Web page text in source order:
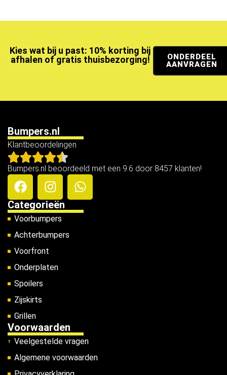
Kies wat bij u past: 10% korting bij
afhalen of gratis thuisbezorging!
ONDERDEEL
AANVRAGEN
Bumpers.nl
Klantbeoordelingen
Bumpers.nl beoordeeld met een 9.6 door 8457 klanten!
Categorieën
Voorbumpers
Achterbumpers
Voorfront
Onderplaten
Spoilers
Zijskirts
Grillen
Voorwaarden
Veelgestelde vragen
Algemene voorwaarden